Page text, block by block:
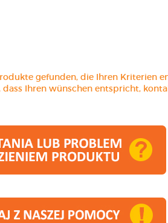
Tische für jedes
und seine Größe abzustimmen, so
La Forma, Edinos oder Elior nicht
Trends orientiert. Aufgrund der
rechteckige Tische aus Massivholz
Hölzern wie Mango. Weiße und
nicht nur in den Häusern von
sondern auch in denen von
gefunden, die Ihren Kriterien
Ihren wünschen entspricht,